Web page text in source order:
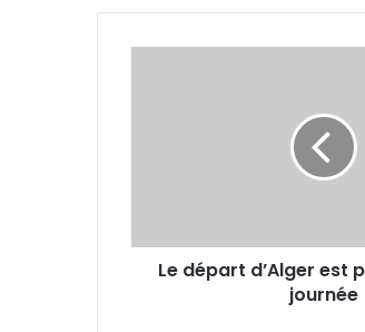
Le départ d’Alger est
journée